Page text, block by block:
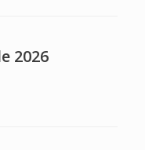
2026